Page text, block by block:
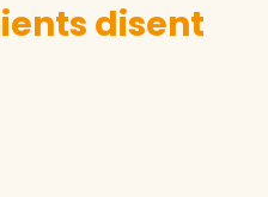
disent